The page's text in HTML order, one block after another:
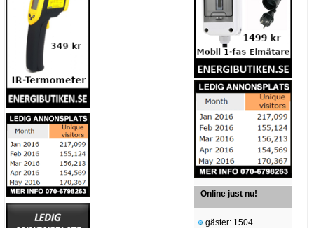
Online just nu!
gäster: 1504